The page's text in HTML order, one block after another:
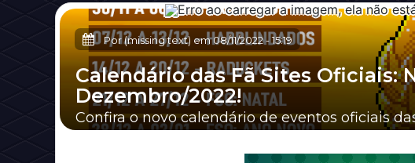
Por (missing text) em08/11/2022-15:19
Calendário das Fã Sites Oficiais:
Dezembro/2022!
Confira o novo calendário de eventos oficiais